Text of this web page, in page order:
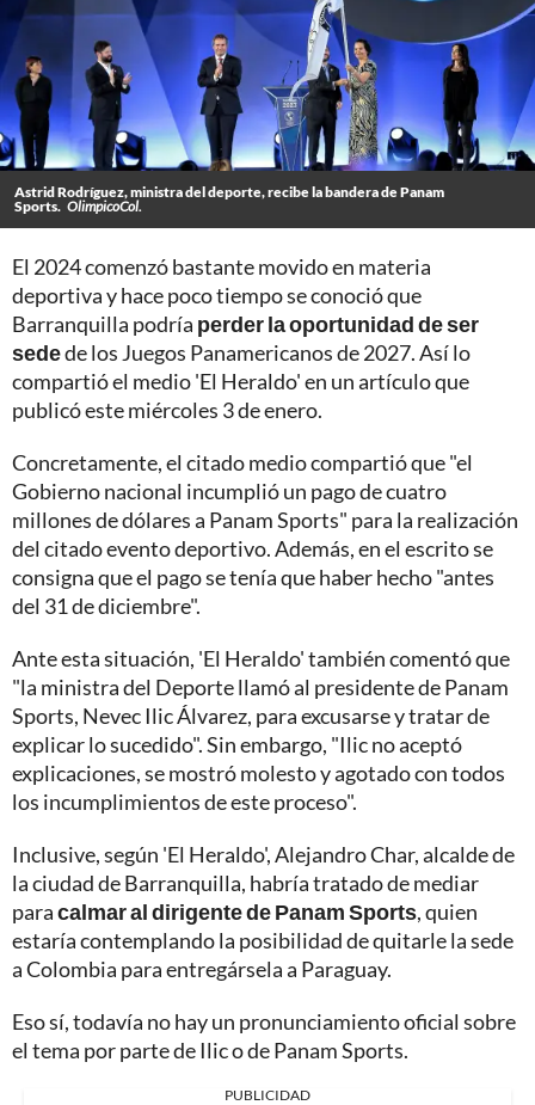
Astrid Rodríguez, ministra del deporte, recibe la bandera de Panam
Sports. OlimpicoCol.
El 2024 comenzó bastante movido en materia
deportiva y hace poco tiempo se conoció que
Barranquilla podría perder la oportunidad de ser
sedede los Juegos Panamericanos de 2027. Así lo
compartió el medio 'El Heraldo' en un artículo que
publicó este miércoles 3 de enero.
Concretamente, el citado medio compartió que "el
Gobierno nacional incumplió un pago de cuatro
millones de dólares a Panam Sports" para la realización
del citado evento deportivo. Además, en el escrito se
consigna que el pago se tenía que haber hecho "antes
del 31 de diciembre".
Ante esta situación, 'El Heraldo' también comentó que
"la ministra del Deporte llamó al presidente de Panam
Sports, Nevec Ilic Álvarez, para excusarse y tratar de
explicar lo sucedido". Sin embargo, "Ilic no aceptó
explicaciones, se mostró molesto y agotado con todos
los incumplimientos de este proceso".
Inclusive, según 'El Heraldo', Alejandro Char, alcalde de
la ciudad de Barranquilla, habría tratado de mediar
paracalmar al dirigente de Panam Sports, quien
estaría contemplando la posibilidad de quitarle la sede
a Colombia para entregársela a Paraguay.
Eso sí, todavía no hay un pronunciamiento oficial sobre
el tema por parte de Ilic o de Panam Sports.
PUBLICIDAD